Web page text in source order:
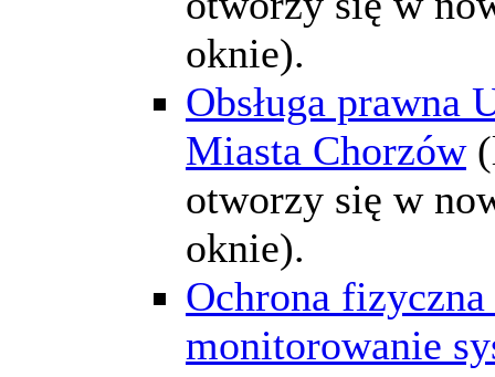
oknie).
Obsługa prawna
Miasta Chorzów
otworzy się w
oknie).
Ochrona
monitorowanie